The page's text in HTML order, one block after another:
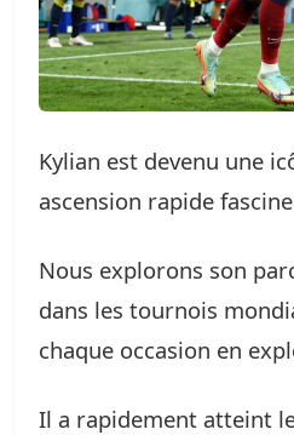
Kylian est devenu une
ascension rapide
Nous explorons son
dans les tournois
chaque occasion en
Il a rapidement atteint